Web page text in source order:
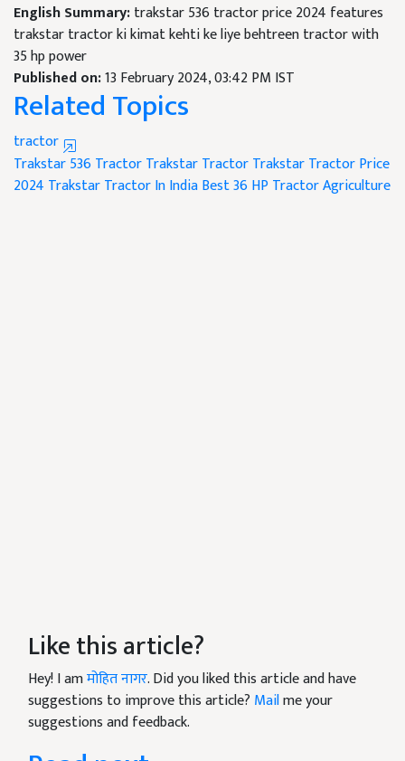
English Summary:trakstar 536 tractor price 2024 features
trakstar tractor ki kimat kehti ke liye behtreen tractor with
35 hp power
Published on:13 February 2024, 03:42 PM IST
Related Topics
tractor
Trakstar 536 TractorTrakstar TractorTrakstar Tractor Price
2024 Trakstar Tractor In IndiaBest 36 HP TractorAgriculture
Like this article?
Hey! I amमोहित नागर. Did you liked this article and have
suggestions to improve this article? Mailme your
suggestions and feedback.